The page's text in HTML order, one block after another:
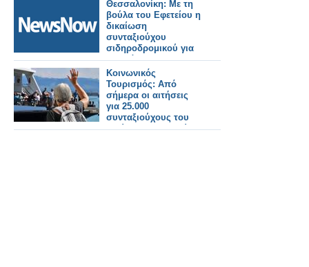
Θεσσαλονίκη: Με τη
βούλα του Εφετείου η
δικαίωση
συνταξιούχου
σιδηροδρομικού για
το σκάνδαλο των
θυρίδων.
Κοινωνικός
Τουρισμός: Aπό
σήμερα οι αιτήσεις
για 25.000
συνταξιούχους του
πρώην ΟΑΕΕ – Πώς